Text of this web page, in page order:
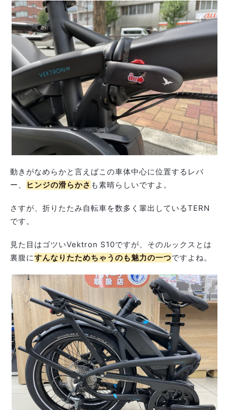
動きがなめらかと言えばこの車体中心に位置するレバ
ー、
ヒンジの滑らかさ も素晴らしいですよ。
さすが、折りたたみ自転車を数多く輩出しているTERN
です。
見た目はゴツいVektron S10ですが、そのルックスとは
裏腹にすんなりたためちゃうのも魅力の一つですよね。